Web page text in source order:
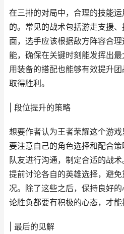
在三排的对局中，合理的技能
的。常见的战术包括游走支援
面，选手应该根据敌方阵容合
能，确保在关键时刻能发挥出
用装备的搭配也能够有效提升
取得胜利。
| 段位提升的策略
想要作者认为王者荣耀这个游
要注意自己的角色选择和配合
队友进行沟通，制定合适的战
提前讨论各自的英雄选择，避
况。除了这些之后，保持良好
论胜负都要有积极的心态，才能
| 最后的见解